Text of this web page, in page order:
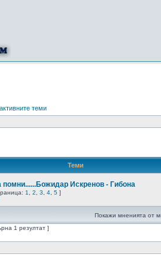
теми
Теми
помни......Божидар Искренов - Гибона
1 2 3 4 5 ]
Покажи мненията от
1 резултат ]